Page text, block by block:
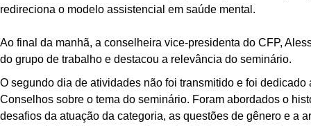
redireciona o modelo assistencial em saúde mental.
Ao final da manhã, a conselheira vice-presidenta do CFP,
do grupo de trabalho e destacou a relevância do seminário.
O segundo dia de atividades não foi transmitido e foi
Conselhos sobre o tema do seminário. Foram abordados o
desafios da atuação da categoria, as questões de gênero e a